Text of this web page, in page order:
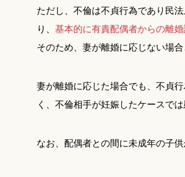
ただし、不倫は不貞行為であり民
り、 基本的に有責配偶者からの離婚
そのため、妻が離婚に応じない場
妻が離婚に応じた場合でも、不貞
く、不倫相手が妊娠したケースで
なお、配偶者との間に未成年の子